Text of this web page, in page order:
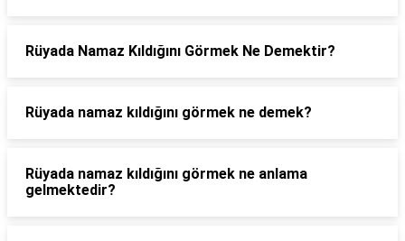
Rüyada Namaz Kıldığını Görmek Ne Demektir?
Rüyada namaz kıldığını görmek ne demek?
Rüyada namaz kıldığını görmek ne anlama
gelmektedir?